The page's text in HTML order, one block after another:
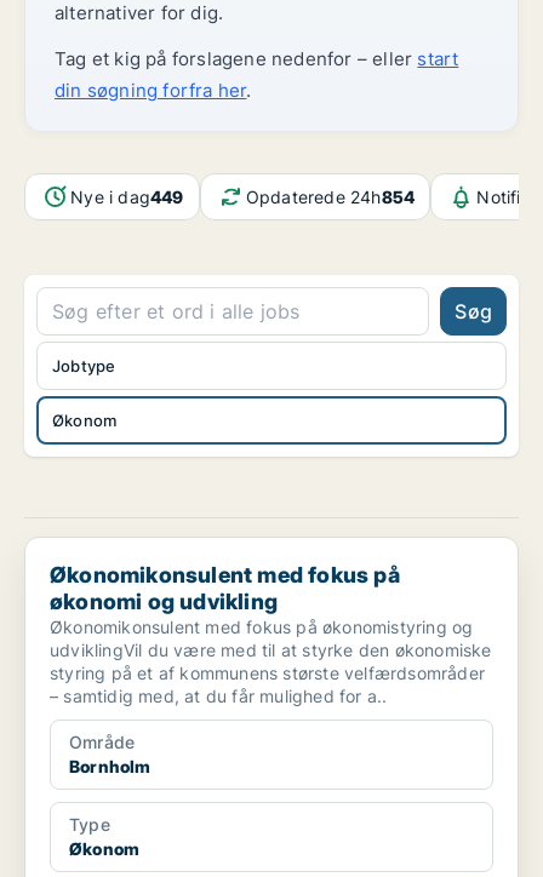
alternativer for dig.
Tag et kig på forslagene nedenfor – eller start
din søgning forfra her.
Nye i dag449 Opdaterede 24h854
Søg
Økonom
Jobtype
Økonomikonsulent med fokus på økonomi og udvikling
Økonomikonsulent med fokus på
økonomi og udvikling
Økonomikonsulent med fokus på økonomistyring og
udviklingVil du være med til at styrke den økonomiske
styring på et af kommunens største velfærdsområder
– samtidig med, at du får mulighed for a..
Område
Bornholm
Type
Økonom